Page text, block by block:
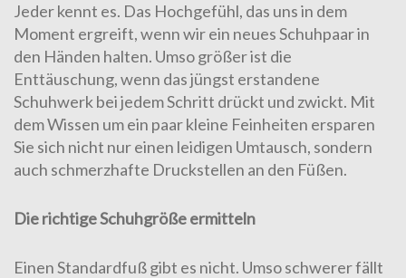
Jeder kennt es. Das Hochgefühl, das uns in dem
Moment ergreift, wenn wir ein neues Schuhpaar in
den Händen halten. Umso größer ist die
Enttäuschung, wenn das jüngst erstandene
Schuhwerk bei jedem Schritt drückt und zwickt. Mit
dem Wissen um ein paar kleine Feinheiten ersparen
Sie sich nicht nur einen leidigen Umtausch, sondern
auch schmerzhafte Druckstellen an den Füßen.
Die richtige Schuhgröße ermitteln
Einen Standardfuß gibt es nicht. Umso schwerer fällt